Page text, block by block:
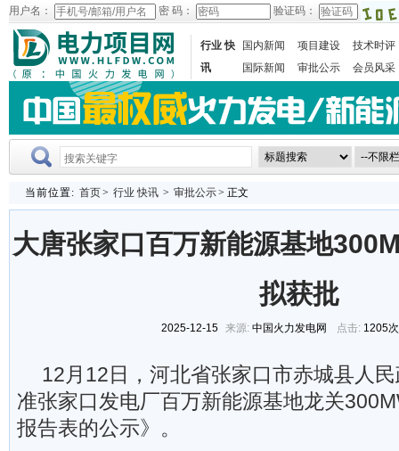
用户名： 密 码： 验证码：
行业 快
讯
国内新闻 项目建设
技术时评
国际新闻
审批公示 会员风采
当前位置: 首页> 行业 快讯 > 审批公示> 正文
大唐张家口百万新能源基地
拟获批
2025-12-15 来源: 中国火力发电网 点击: 1205
12月12日，河北省张家口市赤城县人
准张家口发电厂百万新能源基地龙关
报告表的公示》。